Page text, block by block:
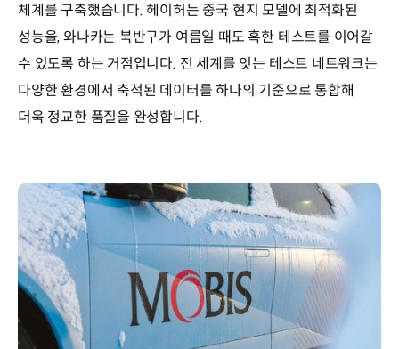
체계를 구축했습니다. 헤이허는 중국 현지 모델에 최적화된
성능을, 와나카는 북반구가 여름일 때도 혹한 테스트를 이어갈
수 있도록 하는 거점입니다. 전 세계를 잇는 테스트 네트워크는
다양한 환경에서 축적된 데이터를 하나의 기준으로 통합해
더욱 정교한 품질을 완성합니다.